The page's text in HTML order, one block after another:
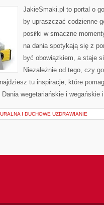
JakieSmaki.pl to portal o
by upraszczać codzienne
posiłki w smaczne
na dania spotykają się z
być obowiązkiem, a staje
Niezależnie od tego, czy
tu inspiracje, które
wegetariańskie i
I DUCHOWE UZDRAWIANIE